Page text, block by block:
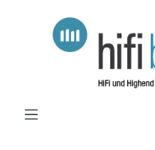
Zum Hauptinhalt springen